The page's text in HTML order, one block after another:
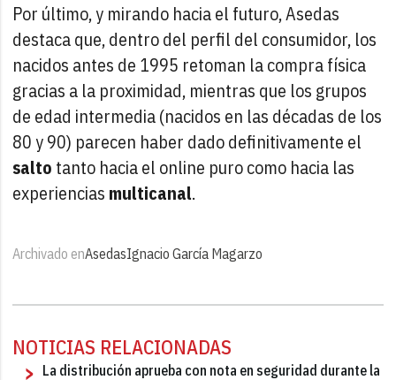
Por último, y mirando hacia el futuro, Asedas
destaca que, dentro del perfil del consumidor, los
nacidos antes de 1995 retoman la compra física
gracias a la proximidad, mientras que los grupos
de edad intermedia (nacidos en las décadas de los
80 y 90) parecen haber dado definitivamente el
salto tanto hacia el online puro como hacia las
experiencias multicanal.
Archivado enAsedasIgnacio García Magarzo
NOTICIAS RELACIONADAS
La distribución aprueba con nota en seguridad durante la